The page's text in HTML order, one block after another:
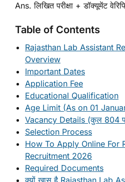
Ans. लिखित परीक्षा + डॉक्यूमेंट
Table of Contents
Rajasthan Lab Assistant
Overview
Important Dates
Application Fee
Educational Qualification
Age Limit (As on 01
Vacancy Details (कुल 804
Selection Process
How To Apply Online For
Recruitment 2026
Required Documents